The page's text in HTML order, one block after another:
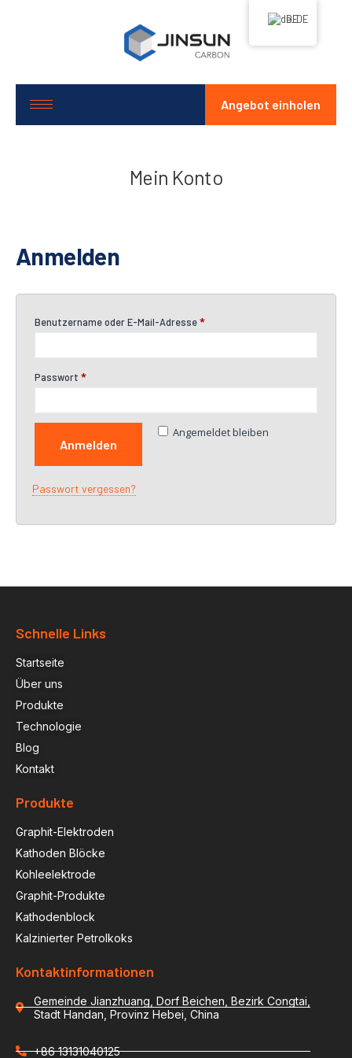
Angebot einholen
Mein Konto
Anmelden
Benutzername oder E-Mail-Adresse*
Passwort *
Angemeldet bleiben
Anmelden
Passwort vergessen?
Schnelle Links
Startseite
Über uns
Produkte
Technologie
Blog
Kontakt
Produkte
Graphit-Elektroden
Kathoden Blöcke
Kohleelektrode
Graphit-Produkte
Kathodenblock
Kalzinierter Petrolkoks
Kontaktinformationen
Gemeinde Jianzhuang, Dorf Beichen, Bezirk Congtai,
Stadt Handan, Provinz Hebei, China
+86 13131040125
DE